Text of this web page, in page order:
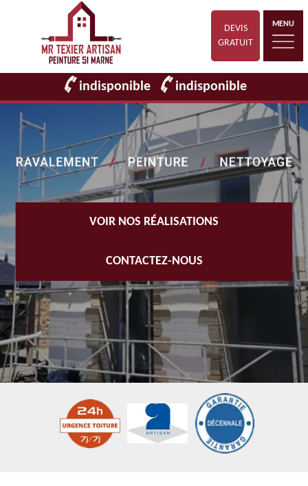
DEVIS
GRATUIT
MENU
indisponible indisponible
VOIR NOS RÉALISATIONS
CONTACTEZ-NOUS